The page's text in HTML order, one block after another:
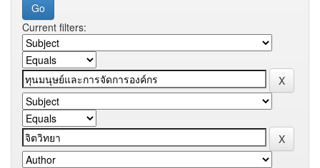
Current filters: